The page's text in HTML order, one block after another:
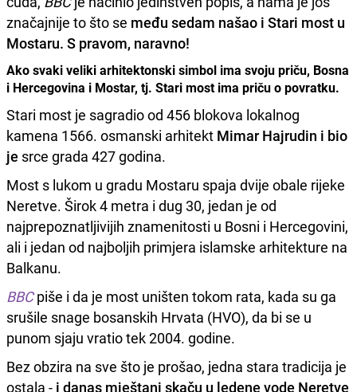
značajnije to što se među sedam našao i Stari most u
Mostaru. S pravom, naravno!
Ako svaki veliki arhitektonski simbol ima svoju priču, Bosna
i Hercegovina i Mostar, tj. Stari most ima priču o povratku.
Stari most je sagradio od 456 blokova lokalnog
kamena 1566. osmanski arhitekt Mimar Hajrudin i bio
je srce grada 427 godina.
Most s lukom u gradu Mostaru spaja dvije obale rijeke
Neretve. Širok 4 metra i dug 30, jedan je od
najprepoznatljivijih znamenitosti u Bosni i Hercegovini,
ali i jedan od najboljih primjera islamske arhitekture na
Balkanu.
BBC piše i da je most uništen tokom rata, kada su ga
srušile snage bosanskih Hrvata (HVO), da bi se u
punom sjaju vratio tek 2004. godine.
Bez obzira na sve što je prošao, jedna stara tradicija je
ostala - i danas mještani skaču u ledene vode Neretve